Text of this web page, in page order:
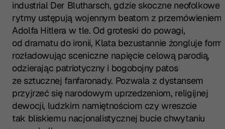
industrial Der Blutharsch, gdzie skoczne neofolkowe
rytmy ustępują wojennym beatom z przemówieniem
Adolfa Hitlera w tle. Od groteski do powagi,
od dramatu do ironii, Klata bezustannie żongluje
rozładowując sceniczne napięcie celową parodią,
odzierając patriotyczny i bogobojny patos
ze sztucznej fanfaronady. Pozwala z dystansem
przyjrzeć się narodowym uprzedzeniom, religijnej
dewocji, ludzkim namiętnościom czy wreszcie
tak bliskiemu nacjonalistycznej bucie chwytaniu